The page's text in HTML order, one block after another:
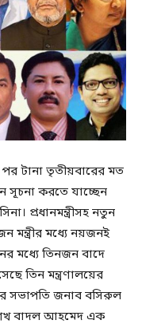
টানা তৃতীয়বারের মত
করতে যাচ্ছেন
প্রধানমন্ত্রীসহ নতুন
মন্ত্রীর মধ্যে নয়জনই
মধ্যে তিনজন বাদে
তিন মন্ত্রণালয়ের
সভাপতি জনাব বসিরুল
বাদল আহমেদ এক